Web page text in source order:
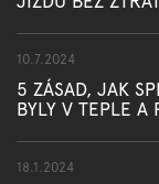
10.7.2024
5 ZÁSAD, JAK
BYLY V TEPLE A
18.1.2024